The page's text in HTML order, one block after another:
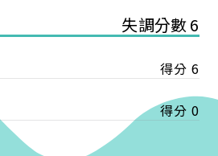
失調分數 6
得分 6
得分 0
納。
律神經健康培訓暨發展協會
2
南京東路分行